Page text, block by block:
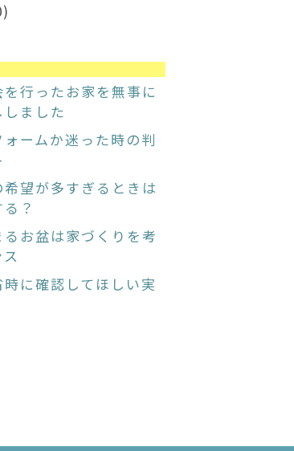
行ったお家を無事に
ました
ームか迷った時の判
望が多すぎるときは
？
お盆は家づくりを考
に確認してほしい実